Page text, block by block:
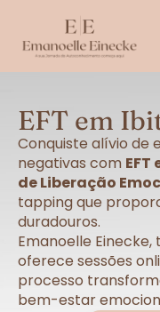
EFT em
Conquiste alívio de
negativas com
de Liberação
tapping que
duradouros.
Emanoelle
oferece sessões
processo
bem-estar